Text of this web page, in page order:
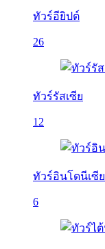
ทัวร์อียิปต์
26
ทัวร์รัสเซีย
12
ทัวร์อินโดนีเซีย
6